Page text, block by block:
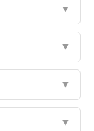
▼
▼
▼
▼